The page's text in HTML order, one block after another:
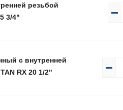
резьбой
3/4"
с внутренней
RX 20 1/2"